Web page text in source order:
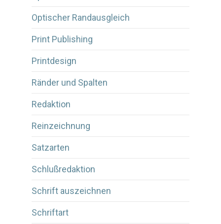
Optischer Randausgleich
Print Publishing
Printdesign
Ränder und Spalten
Redaktion
Reinzeichnung
Satzarten
Schlußredaktion
Schrift auszeichnen
Schriftart